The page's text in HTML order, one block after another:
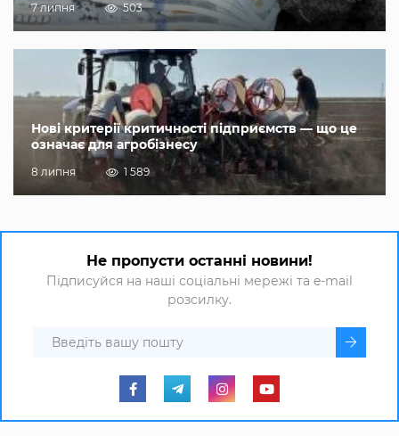
7 липня 503
Нові критерії критичності підприємств — що це
означає для агробізнесу
8 липня 1 589
Не пропусти останні новини!
Підписуйся на наші соціальні мережі та e-mail
розсилку.